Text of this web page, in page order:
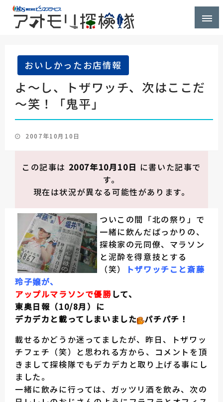
おいしかったお店情報
よ～し、トザワッチ、次はここだ
～笑！「鬼平」
投
日:
2007年10月10日
この記事は 2007年10月10日 に書いた記事で
す。
現在は状況が異なる可能性があります。
ついこの間「北の祭り」で
一緒に飲んだばっかりの、
探検家の元同僚、マラソン
と泥酔を得意技とする
（笑）
トザワッチこと斎藤
玲子嬢が、
アップルマラソンで優勝 して、
東奥日報（10/8月）に
デカデカと載ってしまいました
パチパチ！
載せるかどうか迷ってましたが、昨日、トザワッ
チフェチ（笑）と思われる方から、コメントを頂
きまして探検隊でもデカデカと取り上げる事にし
ました。
一緒に飲みに行っては、ガッツリ酒を飲み、次の